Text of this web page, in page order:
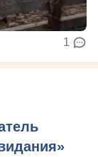
1